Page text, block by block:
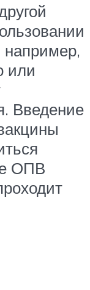
например,
или
Введение
ОПВ